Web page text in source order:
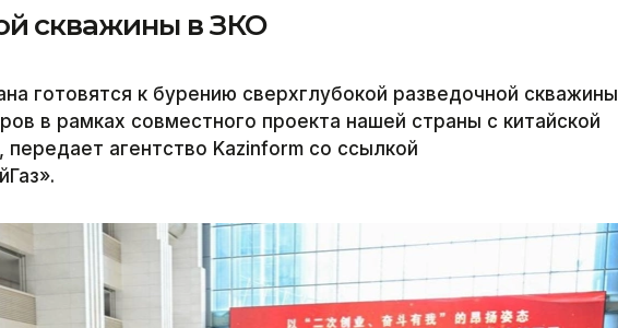
скважины в ЗКО
готовятся к бурению сверхглубокой разведочной скважины
в рамках совместного проекта нашей страны с китайской
передает агентство Kazinform со ссылкой